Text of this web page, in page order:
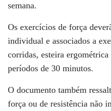
semana.
Os exercícios de força
individual e associados a
corridas, esteira
períodos de 30 minutos.
O documento também
força ou de resistência não